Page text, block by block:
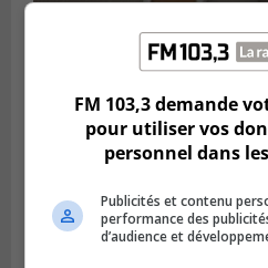
Publié le 6 juillet 2026 à 09h33
Longueuil conclue un
valoriser des cendres
FM 103,3 demande
pour utiliser vos
personnel dans
Publicités et contenu
performance des
d’audience et